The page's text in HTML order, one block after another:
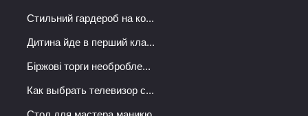
Стильний гардероб на ко...
Дитина йде в перший кла...
Біржові торги необробле...
Как выбрать телевизор с...